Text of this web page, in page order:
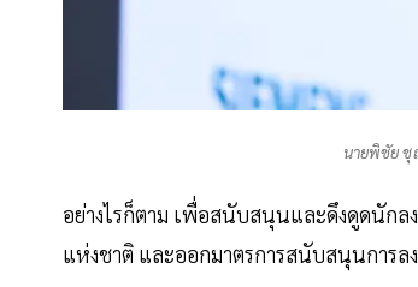
นายพิชัย ชุ
อย่างไรก็ตาม เพื่อสนับสนุนและดึงดูดนักล
แห่งชาติ และออกมาตรการสนับสนุนการล